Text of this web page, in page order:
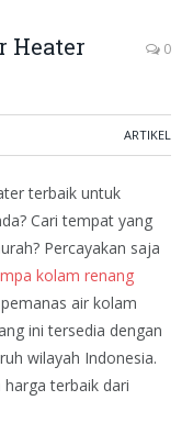
Heater
0
ARTIKEL
terbaik untuk
Cari tempat yang
Percayakan saja
kolam renang
air kolam
ini tersedia dengan
wilayah Indonesia.
terbaik dari